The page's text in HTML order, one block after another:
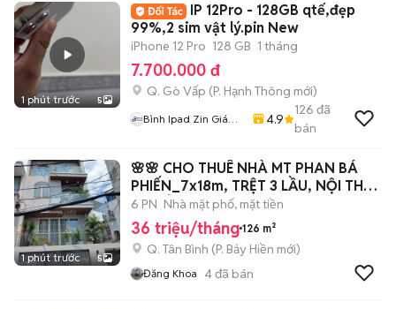
1 phút trước 5
IP 12Pro - 128GB qtế,đẹp
99%,2 sim vật lý.pin New
iPhone 12 Pro 128 GB 1 tháng
7.700.000 đ
Q. Gò Vấp (P. Hạnh Thông mới)
Bình Ipad Zin Giá
4.9
126 đã
bán
1 phút trước 5
🌸🌸 CHO THUÊ NHÀ MT PHAN BÁ
PHIẾN_7x18m, TRỆT 3 LẦU, NỘI THẤT
CƠ BẢN.
6 PN Nhà mặt phố, mặt tiền
36 triệu/tháng 126 m²
Q. Tân Bình (P. Bảy Hiền mới)
Đăng Khoa 4đã bán